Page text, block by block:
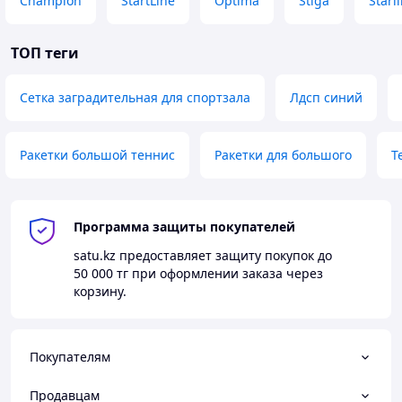
полдень без дискомфорта. Поверхность влагостойкая и
антибликовая — дождь не оставит следов на игровом
стол можно встать, сесть, облокотиться всей компанией
ТОП теги
Сетка заградительная для спортзала Лдсп синий
Ракетки большой теннис Ракетки для большого
Программа защиты покупателей
satu.kz предоставляет защиту покупок до
50 000 тг при оформлении заказа через
корзину.
Покупателям
Продавцам